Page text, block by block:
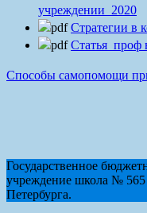
учреждении_2020
Стратегии в
Статья_проф
Способы самопомощи
Государственное
учреждение школа №
Петербурга.